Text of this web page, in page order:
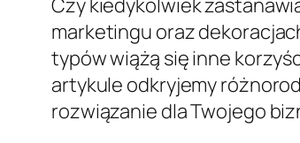
Czy kiedykolwiek
marketingu oraz
typów wiążą się inne
artykule odkryjemy
rozwiązanie dla Twojego